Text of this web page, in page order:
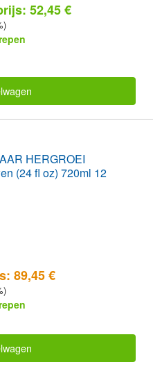
52,45 €
HERGROEI
(24 fl oz) 720ml 12
89,45 €